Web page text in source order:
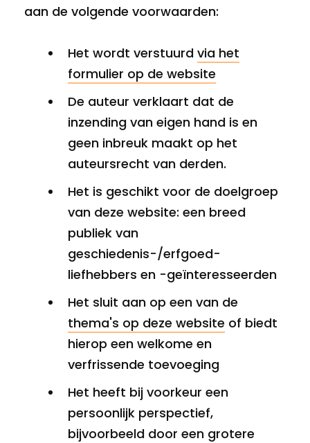
aan de volgende voorwaarden:
Het wordt verstuurd via het
formulier op de website
De auteur verklaart dat de
inzending van eigen hand is en
geen inbreuk maakt op het
auteursrecht van derden.
Het is geschikt voor de doelgroep
van deze website: een breed
publiek van
geschiedenis-/erfgoed-
liefhebbers en -geïnteresseerden
Het sluit aan op een van de
thema's op deze website of biedt
hierop een welkome en
verfrissende toevoeging
Het heeft bij voorkeur een
persoonlijk perspectief,
bijvoorbeeld door een grotere